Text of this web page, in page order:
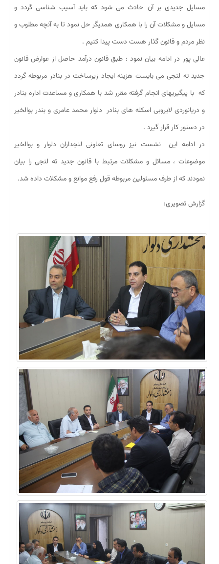
مسایل جدیدی بر آن حادث می شود که باید آسیب شناسی گردد و
مسایل و مشکلات آن را با همکاری همدیگر حل نمود تا به آنچه مطلوب و
نظر مردم و قانون گذار هست دست پیدا کنیم .
عالی پور در ادامه بیان نمود : طبق قانون درآمد حاصل از عوارض قانون
جدید ته لنجی می بایست هزینه ایجاد زیرساخت در بنادر مربوطه گردد
که با پیگیریهای انجام گرفته مقرر شد با همکاری و مساعدت اداره بنادر
و دریانوردی لایروبی اسکله های بنادر دلوار محمد عامری و بندر بوالخیر
در دستور کار قرار گیرد .
در ادامه این نشست نیز روسای تعاونی لنجداران دلوار و بوالخیر
موضوعات ، مسائل و مشکلات مرتبط با قانون جدید ته لنجی را بیان
نمودند که از طرف مسئولین مربوطه قول رفع موانع و مشکلات داده شد.
گزارش تصویری: